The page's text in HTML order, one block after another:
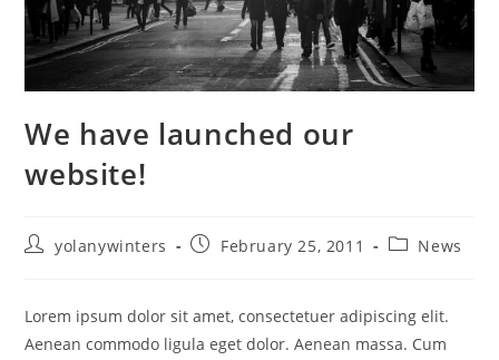
We have launched our
website!
yolanywinters February 25, 2011 News
Lorem ipsum dolor sit amet, consectetuer adipiscing elit.
Aenean commodo ligula eget dolor. Aenean massa. Cum